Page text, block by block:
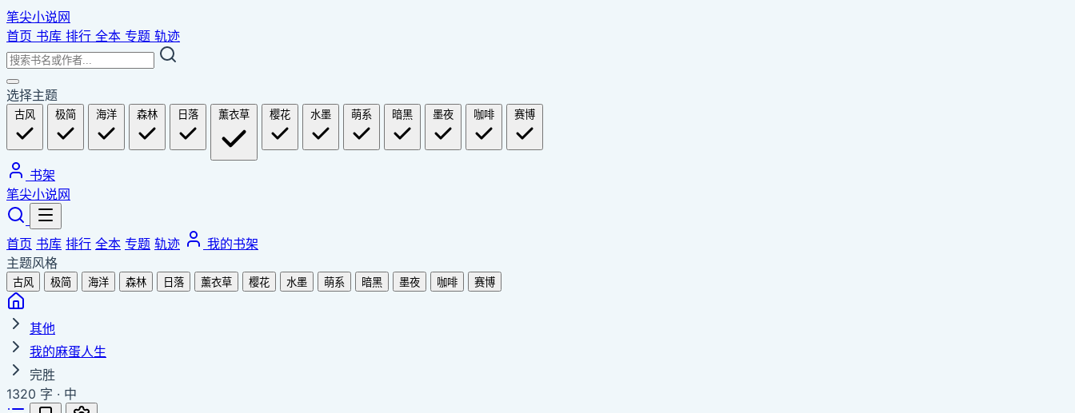
笔尖小说网
首页 书库 排行 全本 专题 轨迹
选择主题
古风 极简 海洋 森林 日落 薰衣草 樱花 水墨 萌系 暗黑 墨夜 咖啡 赛博
书架
笔尖小说网
首页 书库 排行 全本 专题 轨迹
我的书架
主题风格
古风 极简 海洋 森林 日落 薰衣草 樱花 水墨 萌系 暗黑 墨夜 咖啡 赛博
其他
我的麻蛋人生
完胜
1320 字 · 中